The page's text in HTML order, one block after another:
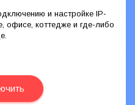
и настройке IP-
офисе, коттедже и где-либо